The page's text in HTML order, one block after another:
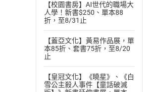
【校園書房】AI世代的職場大
人學！新書$250、單本88
折，至8/31止
【蓋亞文化】黃易作品展，單
本85折、套書75折，至8/20
止
【皇冠文化】《曉星》、《白
雪公主殺人事件【童話破滅